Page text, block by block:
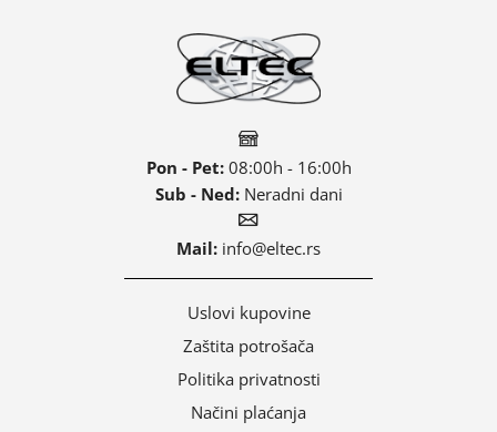
Pon - Pet:08:00h - 16:00h
Sub - Ned:Neradni dani
Mail: info@eltec.rs
Uslovi kupovine
Zaštita potrošača
Politika privatnosti
Načini plaćanja